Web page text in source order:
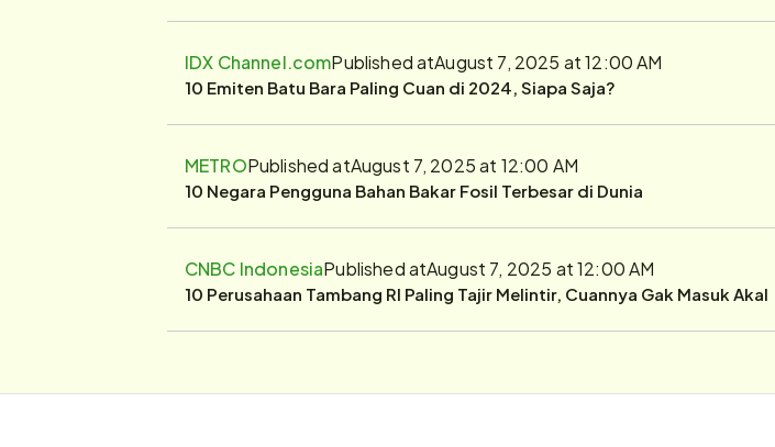
IDX Channel.comPublished atAugust 7, 2025 at 12:00 AM
10 Emiten Batu Bara Paling Cuan di 2024, Siapa Saja?
METROPublished atAugust 7, 2025 at 12:00 AM
10 Negara Pengguna Bahan Bakar Fosil Terbesar di Dunia
CNBC IndonesiaPublished atAugust 7, 2025 at 12:00 AM
10 Perusahaan Tambang RI Paling Tajir Melintir, Cuannya Gak Masuk Akal